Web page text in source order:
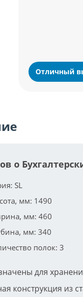
Отличный
о
SL
мм: 1490
мм: 460
мм: 340
полок: 3
для
конструкция из